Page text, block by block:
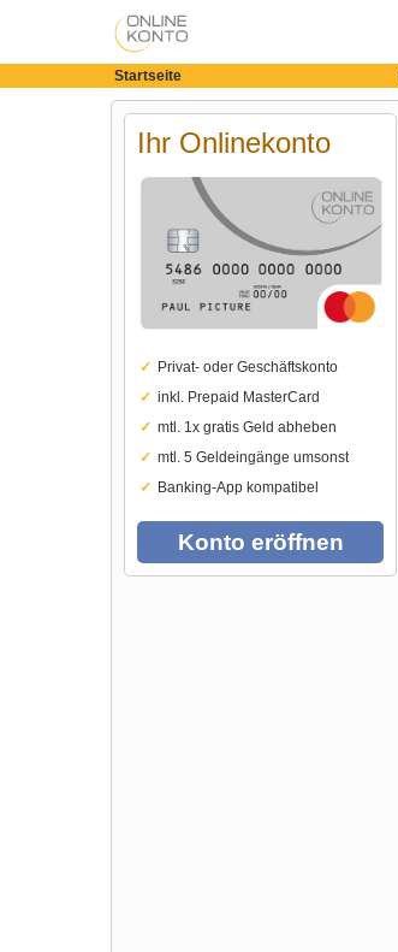
Startseite
Ihr Onlinekonto
Privat- oder Geschäftskonto
inkl. Prepaid MasterCard
mtl. 1x gratis Geld abheben
mtl. 5 Geldeingänge umsonst
Banking-App kompatibel
Konto eröffnen